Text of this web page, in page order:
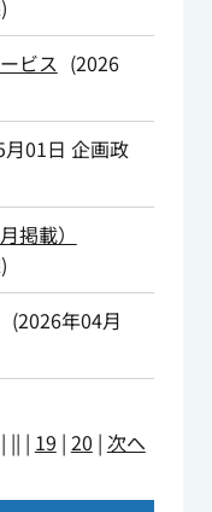
)
ビス (2026
01日 企画政
掲載）
)
(2026年04月
| || | 19 | 20 | 次へ